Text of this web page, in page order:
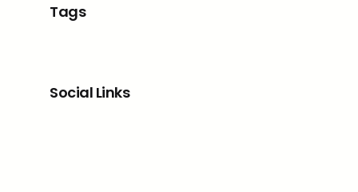
Tags
Social Links